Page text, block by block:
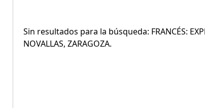
Sin resultados para la búsqueda: FRANCÉS:
NOVALLAS, ZARAGOZA.